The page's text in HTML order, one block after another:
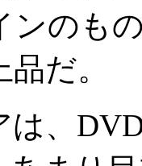
ンのも
だ。
、